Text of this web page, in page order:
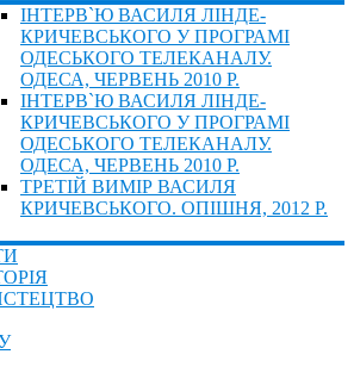
ІНТЕРВ`Ю ВАСИЛЯ ЛІНДЕ-
КРИЧЕВСЬКОГО У ПРОГРАМІ
ОДЕСЬКОГО ТЕЛЕКАНАЛУ.
ОДЕСА, ЧЕРВЕНЬ 2010 Р.
ІНТЕРВ`Ю ВАСИЛЯ ЛІНДЕ-
КРИЧЕВСЬКОГО У ПРОГРАМІ
ОДЕСЬКОГО ТЕЛЕКАНАЛУ.
ОДЕСА, ЧЕРВЕНЬ 2010 Р.
ТРЕТІЙ ВИМІР ВАСИЛЯ
КРИЧЕВСЬКОГО. ОПІШНЯ, 2012 Р.